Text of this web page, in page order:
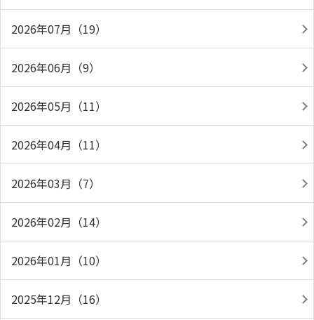
2026年07月（19）
2026年06月（9）
2026年05月（11）
2026年04月（11）
2026年03月（7）
2026年02月（14）
2026年01月（10）
2025年12月（16）